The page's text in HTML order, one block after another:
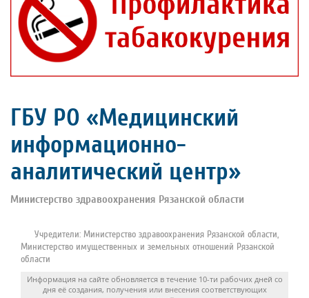
ГБУ РО «Медицинский
информационно-
аналитический центр»
Министерство здравоохранения Рязанской области
Учредители: Министерство здравоохранения Рязанской области,
Министерство имущественных и земельных отношений Рязанской
области
Информация на сайте обновляется в течение 10-ти рабочих дней со
дня её создания, получения или внесения соответствующих